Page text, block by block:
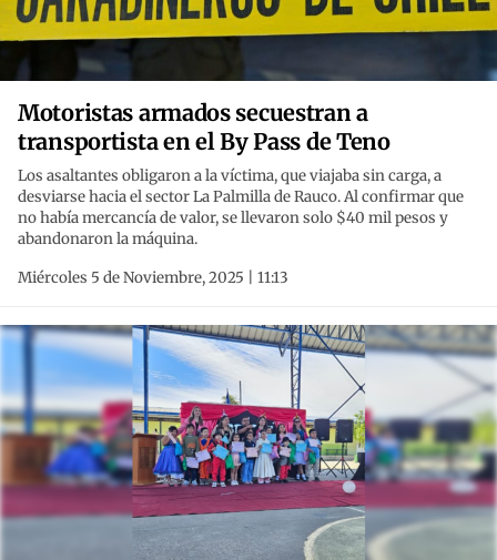
Motoristas armados secuestran a
transportista en el By Pass de Teno
Los asaltantes obligaron a la víctima, que viajaba sin carga, a
desviarse hacia el sector La Palmilla de Rauco. Al confirmar que
no había mercancía de valor, se llevaron solo $40 mil pesos y
abandonaron la máquina.
Miércoles 5 de Noviembre, 2025 | 11:13